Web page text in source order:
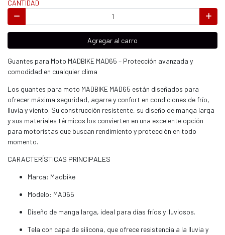
CANTIDAD
Agregar al carro
Guantes para Moto MADBIKE MAD65 – Protección avanzada y
comodidad en cualquier clima
Los guantes para moto MADBIKE MAD65 están diseñados para
ofrecer máxima seguridad, agarre y confort en condiciones de frío,
lluvia y viento. Su construcción resistente, su diseño de manga larga
y sus materiales térmicos los convierten en una excelente opción
para motoristas que buscan rendimiento y protección en todo
momento.
CARACTERÍSTICAS PRINCIPALES
Marca: Madbike
Modelo: MAD65
Diseño de manga larga, ideal para días fríos y lluviosos.
Tela con capa de silicona, que ofrece resistencia a la lluvia y